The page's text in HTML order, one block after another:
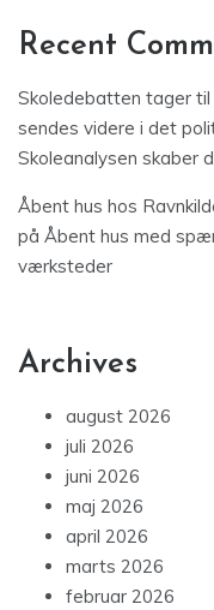
Recent
Skoledebatten tager til
sendes videre i det
Skoleanalysen skaber
Åbent hus hos
på Åbent hus med
værksteder
Archives
august 2026
juli 2026
juni 2026
maj 2026
april 2026
marts 2026
februar 2026